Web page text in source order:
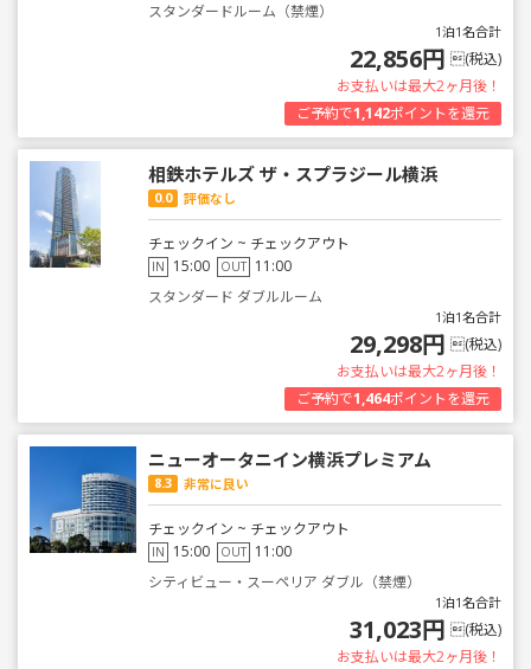
スタンダードルーム（禁煙）
1泊1名合計
22,856円 (税込)
お支払いは最大2ヶ月後！
ご予約で1,142ポイントを還元
相鉄ホテルズ ザ・スプラジール横浜
0.0 評価なし
チェックイン ~ チェックアウト
IN 15:00 OUT 11:00
スタンダード ダブルルーム
1泊1名合計
29,298円 (税込)
お支払いは最大2ヶ月後！
ご予約で1,464ポイントを還元
ニューオータニイン横浜プレミアム
8.3 非常に良い
チェックイン ~ チェックアウト
IN 15:00 OUT 11:00
シティビュー・スーペリア ダブル（禁煙）
1泊1名合計
31,023円 (税込)
お支払いは最大2ヶ月後！